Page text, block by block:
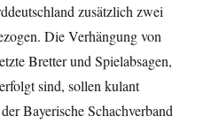
zusätzlich zwei
Die Verhängung von
Bretter und Spielabsagen,
sind, sollen kulant
Bayerische Schachverband